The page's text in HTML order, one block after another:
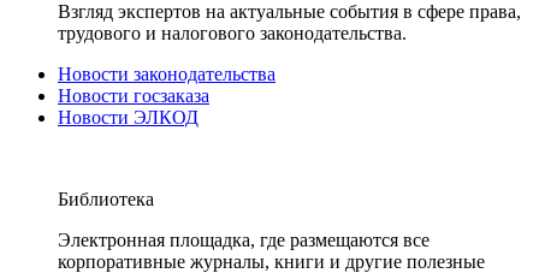
Взгляд экспертов на актуальные события в сфере права,
трудового и налогового законодательства.
Новости законодательства
Новости госзаказа
Новости ЭЛКОД
Библиотека
Электронная площадка, где размещаются все
корпоративные журналы, книги и другие полезные